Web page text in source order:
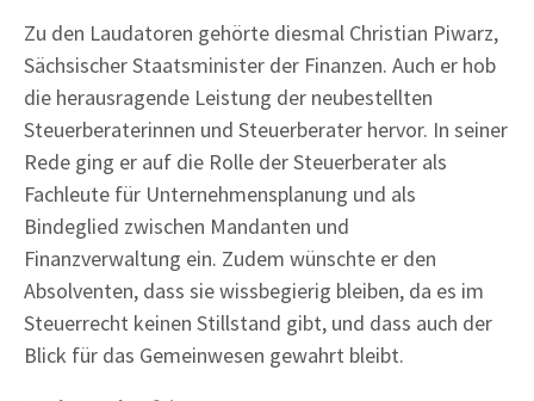
Zu den Laudatoren gehörte diesmal Christian Piwarz,
Sächsischer Staatsminister der Finanzen. Auch er hob
die herausragende Leistung der neubestellten
Steuerberaterinnen und Steuerberater hervor. In seiner
Rede ging er auf die Rolle der Steuerberater als
Fachleute für Unternehmensplanung und als
Bindeglied zwischen Mandanten und
Finanzverwaltung ein. Zudem wünschte er den
Absolventen, dass sie wissbegierig bleiben, da es im
Steuerrecht keinen Stillstand gibt, und dass auch der
Blick für das Gemeinwesen gewahrt bleibt.